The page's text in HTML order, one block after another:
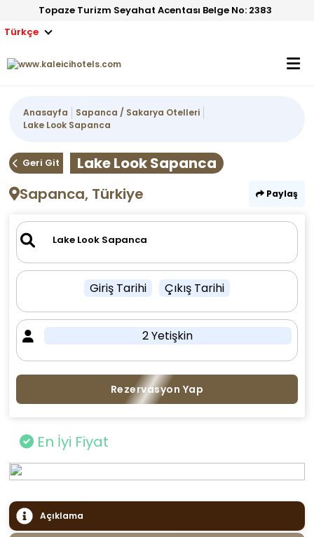
Topaze Turizm Seyahat Acentası Belge No: 2383
Türkçe
Anasayfa
Sapanca / Sakarya Otelleri
Lake Look Sapanca
Geri Git
Lake Look Sapanca
Sapanca, Türkiye
Paylaş
Giriş Tarihi Çıkış Tarihi
2 Yetişkin
Rezervasyon Yap
En İyi Fiyat
Açıklama